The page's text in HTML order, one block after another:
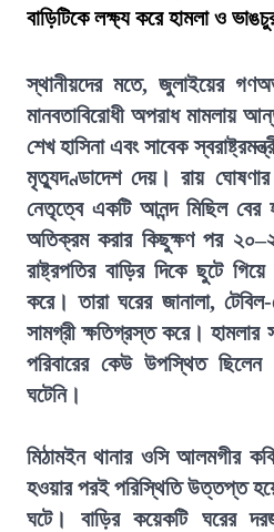
বাড়িটিকে লক্ষ্য করে হামলা ও
স্থানীয়দের মতে, জুলাইয়ের
মানবতাবিরোধী অপরাধ মামলায়
শেখ হাসিনা এবং সাবেক
মৃত্যুদণ্ডাদেশ দেয়। রায়
নেতৃত্বে একটি আনন্দ মিছিল বের
অতিক্রম করার কিছুক্ষণ পর
রাষ্ট্রপতির বাড়ির দিকে ছুটে
করে। তারা ঘরের জানালা,
সামগ্রী ক্ষতিগ্রস্ত করে। হামলার
পরিবারের কেউ উপস্থিত
ঘটেনি।
মিঠামইন থানার ওসি আলমগীর
হওয়ার পরই পরিস্থিতি উত্তপ্ত
ঘটে। বাড়ির কয়েকটি ঘরের